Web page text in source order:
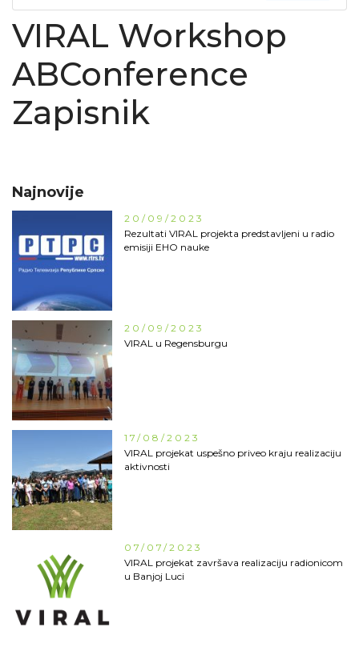
VIRAL Workshop
ABConference
Zapisnik
Najnovije
20/09/2023
Rezultati VIRAL projekta predstavljeni u radio
emisiji EHO nauke
20/09/2023
VIRAL u Regensburgu
17/08/2023
VIRAL projekat uspešno priveo kraju realizaciju
aktivnosti
07/07/2023
VIRAL projekat završava realizaciju radionicom
u Banjoj Luci